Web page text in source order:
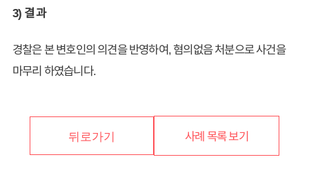
3) 결 과
경찰은 본 변호인의 의견을 반영하여, 혐의없음 처분으로 사건을
마무리 하였습니다.
뒤로가기 사례 목록 보기